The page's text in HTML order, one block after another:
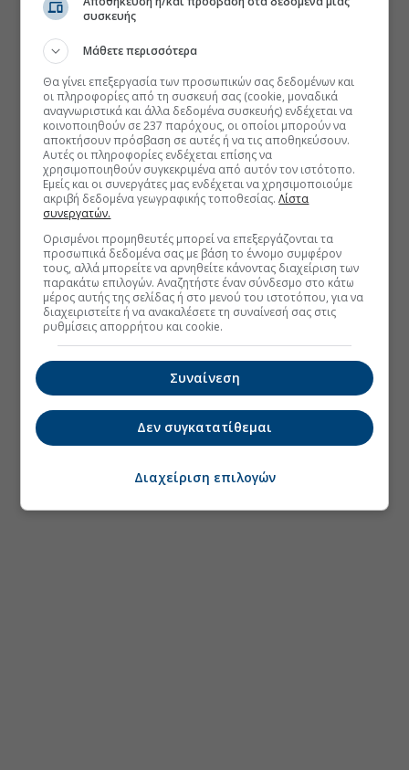
συσκευής
Μάθετε περισσότερα
Θα γίνει επεξεργασία των προσωπικών σας δεδομένων και
οι πληροφορίες από τη συσκευή σας (cookie, μοναδικά
αναγνωριστικά και άλλα δεδομένα συσκευής) ενδέχεται να
κοινοποιηθούν σε 237 παρόχους, οι οποίοι μπορούν να
αποκτήσουν πρόσβαση σε αυτές ή να τις αποθηκεύσουν.
Αυτές οι πληροφορίες ενδέχεται επίσης να
χρησιμοποιηθούν συγκεκριμένα από αυτόν τον ιστότοπο.
Εμείς και οι συνεργάτες μας ενδέχεται να χρησιμοποιούμε
ακριβή δεδομένα γεωγραφικής τοποθεσίας.Λίστα
συνεργατών.
Ορισμένοι προμηθευτές μπορεί να επεξεργάζονται τα
προσωπικά δεδομένα σας με βάση το έννομο συμφέρον
τους, αλλά μπορείτε να αρνηθείτε κάνοντας διαχείριση των
παρακάτω επιλογών. Αναζητήστε έναν σύνδεσμο στο κάτω
μέρος αυτής της σελίδας ή στο μενού του ιστοτόπου, για να
διαχειριστείτε ή να ανακαλέσετε τη συναίνεσή σας στις
ρυθμίσεις απορρήτου και cookie.
Συναίνεση
Δεν συγκατατίθεμαι
Διαχείριση επιλογών